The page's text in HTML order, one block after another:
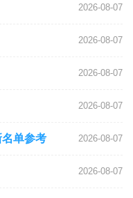
2026-08-07
2026-08-07
2026-08-07
2026-08-07
单参考 2026-08-07
2026-08-07